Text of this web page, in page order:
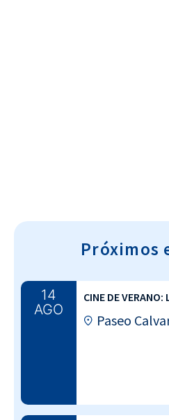
Próximos
14
AGO
CINE DE
Paseo